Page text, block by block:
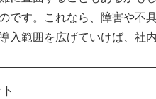
です。これなら、障害や不
入範囲を広げていけば、社